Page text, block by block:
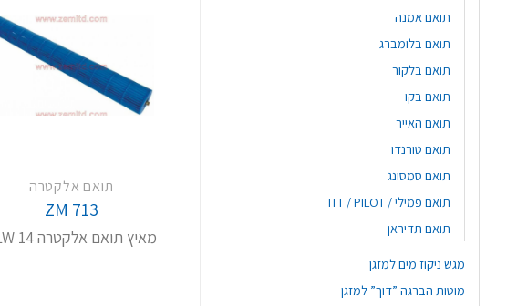
תואם אמנה
תואם בלומברג
תואם בלקור
תואם בקו
תואם האייר
תואם טורנדו
תואם סמסונג
תואם פמילי / ITT / PILOT
תואם תדיראן
מגש ניקוז מים למזגן
מוטות הברגה ”דוך” למזגן
תואם אלקטרה
ZM 713
מאיץ תואם אלקטרה ELW 14